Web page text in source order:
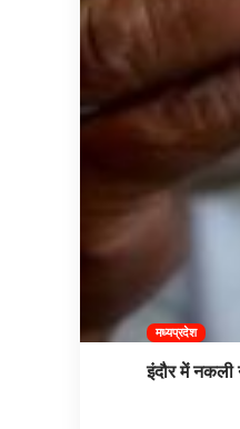
मध्यप्रदेश
इंदौर में नकली